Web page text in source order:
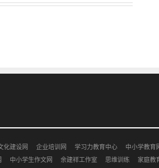
化建设网 企业培训网 学习力教育中心 中小学教育
中小学生作文网 余建祥工作室 思维训练 家庭教